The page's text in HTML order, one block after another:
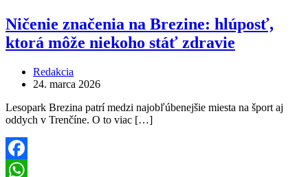
Ničenie značenia na Brezine: hlúposť,
ktorá môže niekoho stáť zdravie
Redakcia
24. marca 2026
Lesopark Brezina patrí medzi najobľúbenejšie miesta na šport aj
oddych v Trenčíne. O to viac […]
Facebook